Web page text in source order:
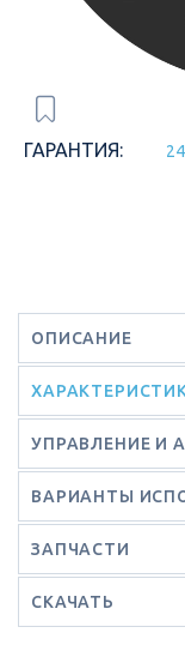
ГАРАНТИЯ:
ОПИСАНИЕ
УПРАВЛЕНИЕ И
ВАРИАНТЫ
ЗАПЧАСТИ
СКАЧАТЬ